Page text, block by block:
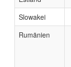
Slowakei
Rumänien